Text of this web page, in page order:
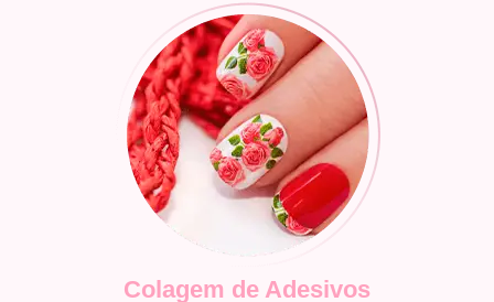
Colagem de Adesivos